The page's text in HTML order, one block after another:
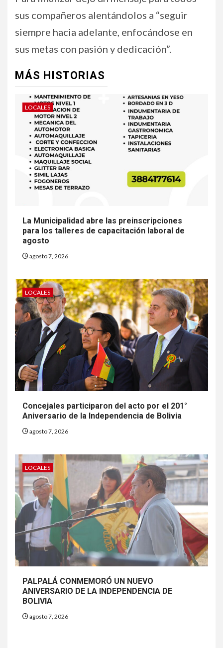
sus compañeros alentándolos a “seguir
siempre hacia adelante, enfocándose en
sus metas con pasión y dedicación”.
MÁS HISTORIAS
LOCALES
La Municipalidad abre las preinscripciones
para los talleres de capacitación laboral de
agosto
agosto 7, 2026
LOCALES
Concejales participaron del acto por el 201°
Aniversario de la Independencia de Bolivia
agosto 7, 2026
LOCALES
PALPALÁ CONMEMORÓ UN NUEVO
ANIVERSARIO DE LA INDEPENDENCIA DE
BOLIVIA
agosto 7, 2026